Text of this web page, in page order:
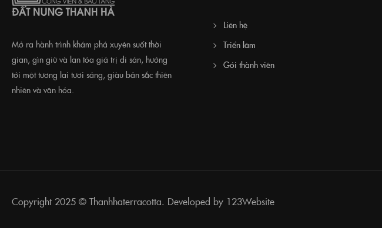
Mở ra hành trình khám phá xuyên suốt thời
gian, gìn giữ và lan tỏa giá trị di sản, hướng
tới một tương lai tươi sáng, giàu bản sắc thiên
nhiên và văn hóa.
Liên hệ
Triển lãm
Gói thành viên
Copyright 2025 © Thanhhaterracotta. Developed by 123Website